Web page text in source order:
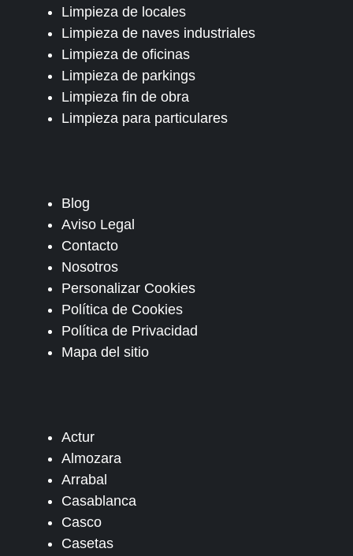
Limpieza de locales
Limpieza de naves industriales
Limpieza de oficinas
Limpieza de parkings
Limpieza fin de obra
Limpieza para particulares
Blog
Aviso Legal
Contacto
Nosotros
Personalizar Cookies
Política de Cookies
Política de Privacidad
Mapa del sitio
Actur
Almozara
Arrabal
Casablanca
Casco
Casetas